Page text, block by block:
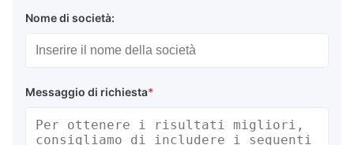
Nome di società:
Messaggio di richiesta*